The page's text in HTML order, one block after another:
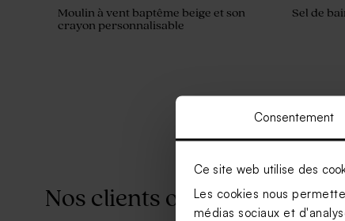
Consentement
Ce site web utilise des
Les cookies nous
médias sociaux et
Moulin à vent baptême beige et son
crayon personnalisable
Sel de
Nos clients ont aussi aimé...